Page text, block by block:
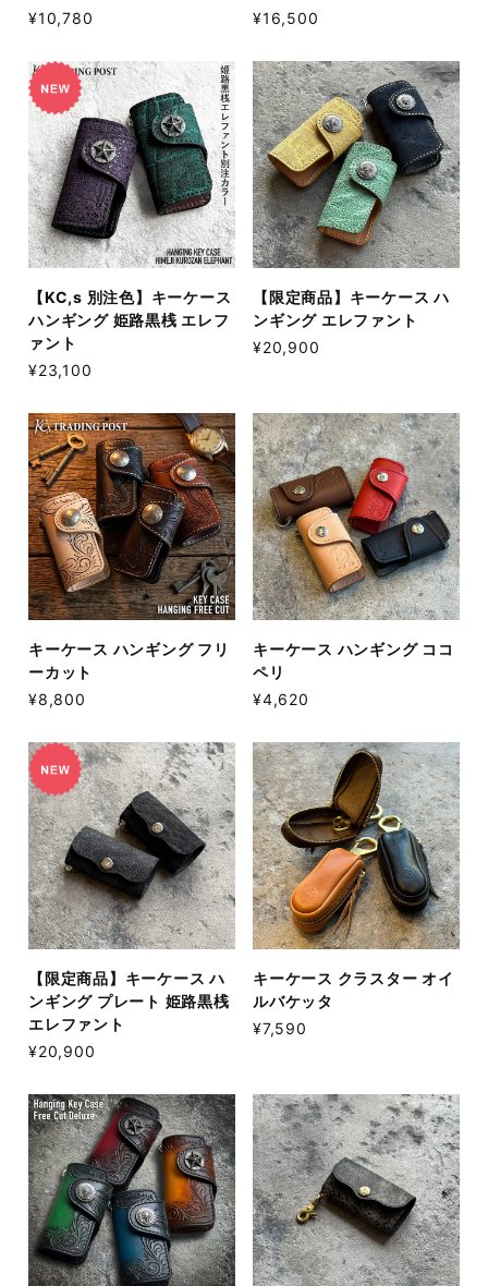
¥10,780 ¥16,500
【KC,s 別注色】キーケース
ハンギング 姫路黒桟 エレフ
ァント
¥23,100
【限定商品】キーケース ハ
ンギング エレファント
¥20,900
キーケース ハンギング フリ
ーカット
¥8,800
キーケース ハンギング ココ
ペリ
¥4,620
【限定商品】キーケース ハ
ンギング プレート 姫路黒桟
エレファント
¥20,900
キーケース クラスター オイ
ルバケッタ
¥7,590